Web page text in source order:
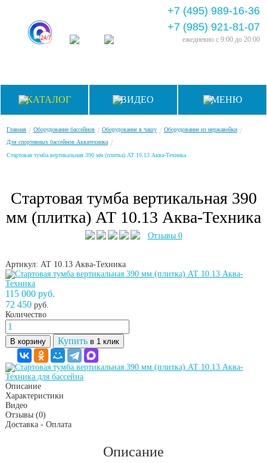
+7 (495) 989-16-36
+7 (985) 921-81-07
ежедневно с 9:00 до 20:00
КАТАЛОГ ВИДЕО МЕНЮ
Главная / Оборудование бассейнов / Оборудование в чашу / Оборудование из нержавейки /
Для спортивных бассейнов Акватехника /
Стартовая тумба вертикальная 390 мм (плитка) АТ 10.13 Аква-Техника
Стартовая тумба вертикальная 390
мм (плитка) АТ 10.13 Аква-Техника
Отзывы 0
Артикул: АТ 10.13 Аква-Техника
115 000 руб.
72 450 руб.
Количество
В корзину Купить в 1 клик
Описание
Характеристики
Видео
Отзывы (0)
Доставка - Оплата
Описание